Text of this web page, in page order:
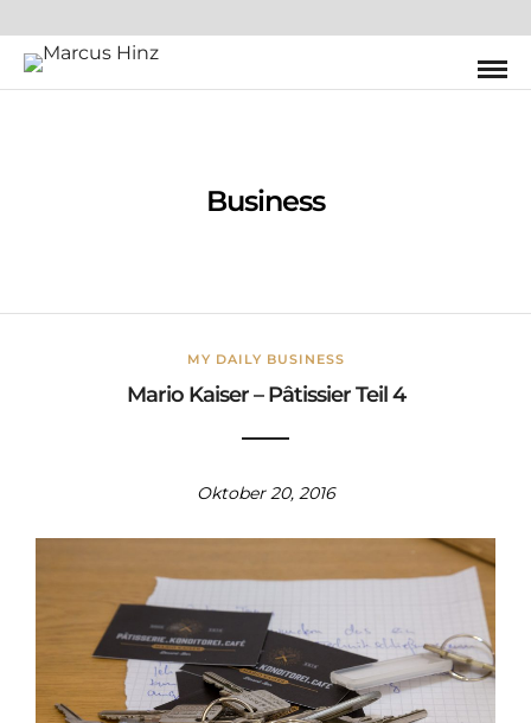
Business
MY DAILY BUSINESS
Mario Kaiser – Pâtissier Teil 4
Oktober 20, 2016